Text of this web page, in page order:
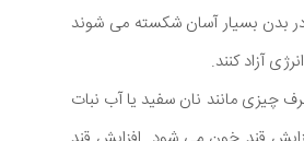
بدن بسیار آسان شکسته می شوند
آزاد کنند.
چیزی مانند نان سفید یا آب نبات